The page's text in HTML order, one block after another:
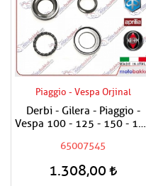
Piaggio - Vespa Orjinal
Derbi - Gilera - Piaggio -
Vespa 100 - 125 - 150 - 180
Maşa Rulman Set Alt - Furş
Rulman Set Alt
65007545
1.308,00